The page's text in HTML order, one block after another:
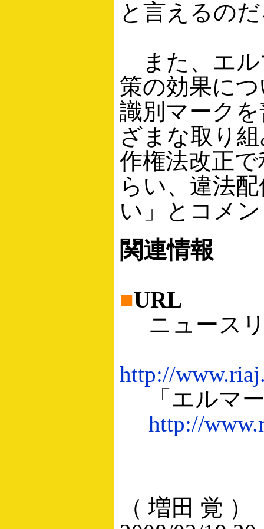
と言えるの
また、エル
策の効果に
識別マーク
ざまな取り
作権法改正
らい、違法
い」とコメ
関連情報
■URL
ニュース
http://
「エルマー
http://
（ 増田 覚 ）